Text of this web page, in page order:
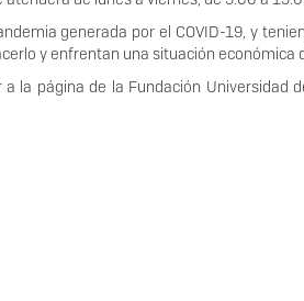
generada por el COVID-19, y
y enfrentan una situación económica
la página de la Fundación Universidad